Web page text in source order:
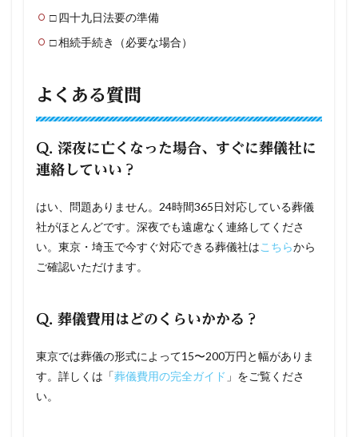
□ 四十九日法要の準備
□ 相続手続き（必要な場合）
よくある質問
Q. 深夜に亡くなった場合、すぐに葬儀社に
連絡していい？
はい、問題ありません。24時間365日対応している葬儀
社がほとんどです。深夜でも遠慮なく連絡してくださ
い。東京・埼玉で今すぐ対応できる葬儀社はこちらから
ご確認いただけます。
Q. 葬儀費用はどのくらいかかる？
東京では葬儀の形式によって15〜200万円と幅がありま
す。詳しくは「葬儀費用の完全ガイド 」をご覧くださ
い。